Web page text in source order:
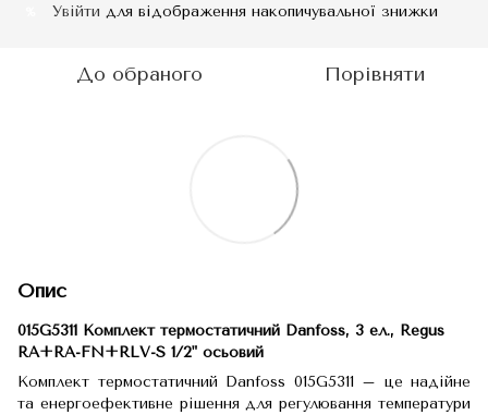
Увійти для відображення накопичувальної знижки
До обраного Порівняти
Опис
015G5311 Комплект термостатичний Danfoss, 3 ел., Regus
RA+RA-FN+RLV-S 1/2" осьовий
Комплект термостатичний Danfoss 015G5311 – це надійне
та енергоефективне рішення для регулювання температури